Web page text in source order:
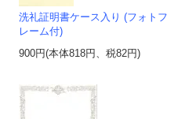
洗礼証明書ケース入り (フォトフ
レーム付)
900円(本体818円、税82円)